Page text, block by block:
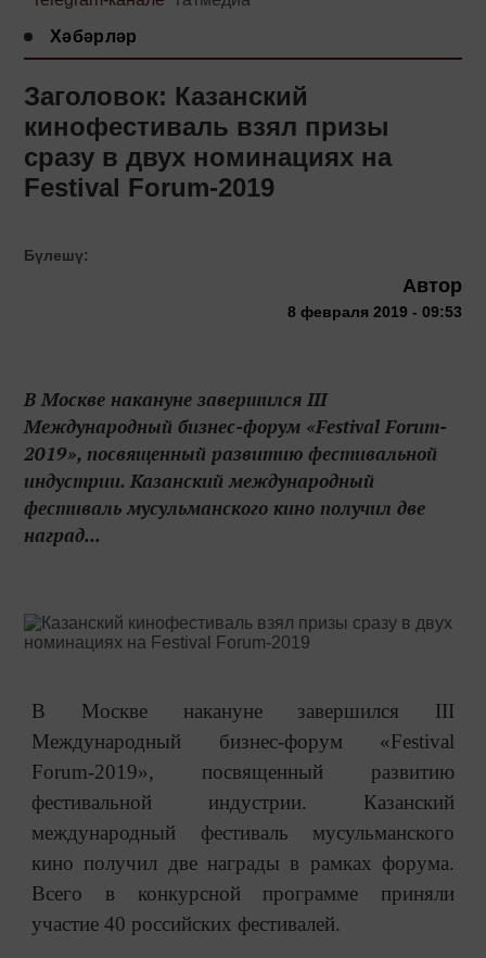
Хәбәрләр
Заголовок: Казанский
кинофестиваль взял призы
сразу в двух номинациях на
Festival Forum-2019
Бүлешү:
Автор
8 февраля 2019 - 09:53
В Москве накануне завершился III
Международный бизнес-форум «Festival Forum-
2019», посвященный развитию фестивальной
индустрии. Казанский международный
фестиваль мусульманского кино получил две
наград...
В Москве накануне завершился III
Международный бизнес-форум «Festival
Forum-2019», посвященный развитию
фестивальной индустрии. Казанский
международный фестиваль мусульманского
кино получил две награды в рамках форума.
Всего в конкурсной программе приняли
участие 40 российских фестивалей.